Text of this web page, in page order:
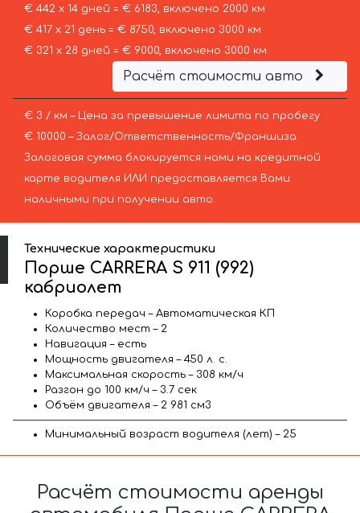
€ 442 х 14 дней = € 6183, включено 2000 км
€ 417 х 21 день = € 8750, включено 3000 км
€ 321 х 28 дней = € 9000, включено 3000 км
Расчёт стоимости авто
€ 3 / км – Цена за превышение лимита по пробегу
€ 10000 – Залог/Ответственность/Франшиза.
Залоговая сумма блокируется нами на кредитной
карте водителя ИЛИ предоставляется Вами
наличными при получении авто.
Технические характеристики
Порше CARRERA S 911 (992)
кабриолет
Коробка передач – Автоматическая КП
Количество мест – 2
Навигация – есть
Мощность двигателя – 450 л. с.
Максимальная скорость – 308 км/ч
Разгон до 100 км/ч – 3.7 сек
Объём двигателя – 2 981 см3
Минимальный возраст водителя (лет) – 25
Расчёт стоимости аренды